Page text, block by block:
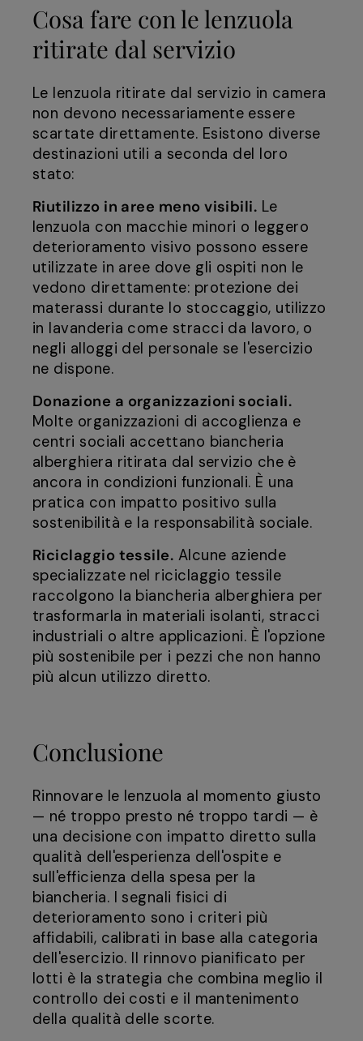
Cosa fare con le lenzuola
ritirate dal servizio
Le lenzuola ritirate dal servizio in camera
non devono necessariamente essere
scartate direttamente. Esistono diverse
destinazioni utili a seconda del loro
stato:
Riutilizzo in aree meno visibili. Le
lenzuola con macchie minori o leggero
deterioramento visivo possono essere
utilizzate in aree dove gli ospiti non le
vedono direttamente: protezione dei
materassi durante lo stoccaggio, utilizzo
in lavanderia come stracci da lavoro, o
negli alloggi del personale se l'esercizio
ne dispone.
Donazione a organizzazioni sociali.
Molte organizzazioni di accoglienza e
centri sociali accettano biancheria
alberghiera ritirata dal servizio che è
ancora in condizioni funzionali. È una
pratica con impatto positivo sulla
sostenibilità e la responsabilità sociale.
Riciclaggio tessile. Alcune aziende
specializzate nel riciclaggio tessile
raccolgono la biancheria alberghiera per
trasformarla in materiali isolanti, stracci
industriali o altre applicazioni. È l'opzione
più sostenibile per i pezzi che non hanno
più alcun utilizzo diretto.
Conclusione
Rinnovare le lenzuola al momento giusto
— né troppo presto né troppo tardi — è
una decisione con impatto diretto sulla
qualità dell'esperienza dell'ospite e
sull'efficienza della spesa per la
biancheria. I segnali fisici di
deterioramento sono i criteri più
affidabili, calibrati in base alla categoria
dell'esercizio. Il rinnovo pianificato per
lotti è la strategia che combina meglio il
controllo dei costi e il mantenimento
della qualità delle scorte.